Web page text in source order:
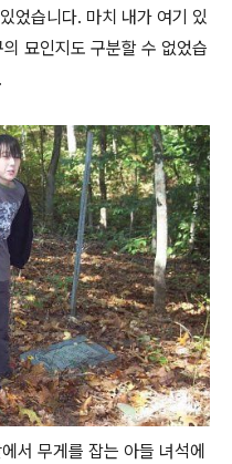
었습니다. 마치 내가 여기 있
묘인지도 구분할 수 없었습
서 무게를 잡는 아들 녀석에